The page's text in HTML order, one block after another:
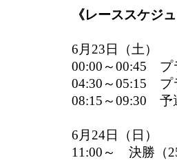
《レーススケジ
6月23日（土）
00:00～00:45 プ
04:30～05:15 プ
08:15～09:30 予
6月24日（日）
11:00～ 決勝（